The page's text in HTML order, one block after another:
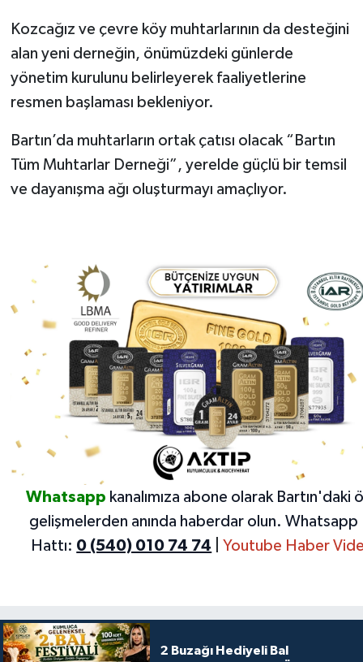
Kozcağız ve çevre köy muhtarlarının da desteğini
alan yeni derneğin, önümüzdeki günlerde
yönetim kurulunu belirleyerek faaliyetlerine
resmen başlaması bekleniyor.
Bartın’da muhtarların ortak çatısı olacak “Bartın
Tüm Muhtarlar Derneği”, yerelde güçlü bir temsil
ve dayanışma ağı oluşturmayı amaçlıyor.
Whatsapp kanalımıza abone olarak Bartın'daki
gelişmelerden anında haberdar olun. Whatsapp
Hattı: 0 (540) 010 74 74 Youtube Haber
2 Buzağı Hediyeli Bal